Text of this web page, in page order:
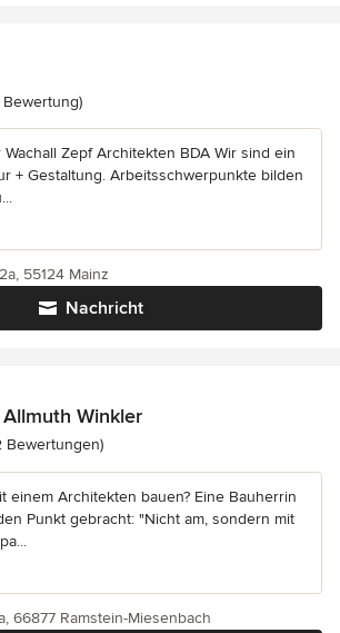
5 von 5 Sternen
Bewertung)
Wachall Zepf Architekten BDA Wir sind ein
+ Gestaltung. Arbeitsschwerpunkte bilden
Nachricht
55124 Mainz
Winkler
5 von 5 Sternen
Bewertungen)
einem Architekten bauen? Eine Bauherrin
Punkt gebracht: "Nicht am, sondern mit
66877 Ramstein-Miesenbach